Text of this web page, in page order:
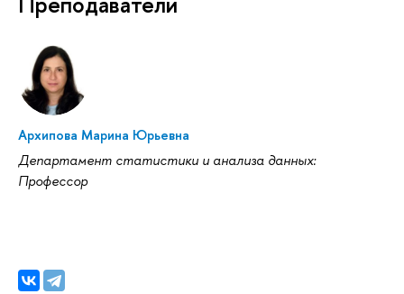
Архипова Марина Юрьевна
Департамент статистики и анализа данных:
Профессор